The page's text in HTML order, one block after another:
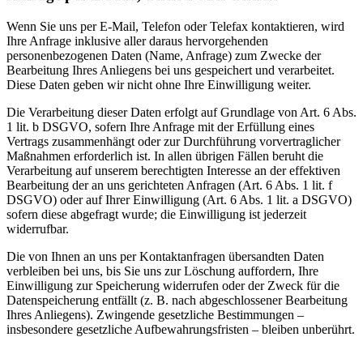
Wenn Sie uns per E-Mail, Telefon oder Telefax kontaktieren, wird
Ihre Anfrage inklusive aller daraus hervorgehenden
personenbezogenen Daten (Name, Anfrage) zum Zwecke der
Bearbeitung Ihres Anliegens bei uns gespeichert und verarbeitet.
Diese Daten geben wir nicht ohne Ihre Einwilligung weiter.
Die Verarbeitung dieser Daten erfolgt auf Grundlage von Art. 6 Abs.
1 lit. b DSGVO, sofern Ihre Anfrage mit der Erfüllung eines
Vertrags zusammenhängt oder zur Durchführung vorvertraglicher
Maßnahmen erforderlich ist. In allen übrigen Fällen beruht die
Verarbeitung auf unserem berechtigten Interesse an der effektiven
Bearbeitung der an uns gerichteten Anfragen (Art. 6 Abs. 1 lit. f
DSGVO) oder auf Ihrer Einwilligung (Art. 6 Abs. 1 lit. a DSGVO)
sofern diese abgefragt wurde; die Einwilligung ist jederzeit
widerrufbar.
Die von Ihnen an uns per Kontaktanfragen übersandten Daten
verbleiben bei uns, bis Sie uns zur Löschung auffordern, Ihre
Einwilligung zur Speicherung widerrufen oder der Zweck für die
Datenspeicherung entfällt (z. B. nach abgeschlossener Bearbeitung
Ihres Anliegens). Zwingende gesetzliche Bestimmungen –
insbesondere gesetzliche Aufbewahrungsfristen – bleiben unberührt.